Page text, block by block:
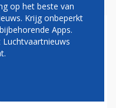
op het beste van
Krijg onbeperkt
Apps.